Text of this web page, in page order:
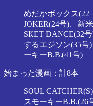
めだかボックス(22
JOKER(24号)、新
SKET DANCE(32
するエジソン(35号
ーキーB.B.(41号)
始まった漫画：計8本
SOUL
スモーキーB.B.(26